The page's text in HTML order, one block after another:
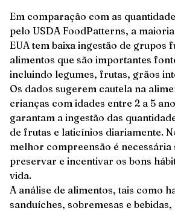
Em comparação com as
pelo USDA FoodPatterns, a
EUA tem baixa ingestão de grupos
alimentos que são importantes
incluindo legumes, frutas, grãos
Os dados sugerem cautela na
crianças com idades entre 2 a 5
garantam a ingestão das
de frutas e laticínios diariamente.
melhor compreensão é necessária
preservar e incentivar os bons
vida.
A análise de alimentos, tais como
sanduíches, sobremesas e